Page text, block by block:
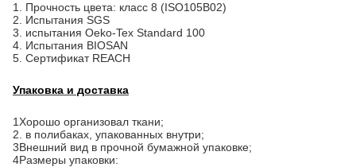
1. Прочность цвета: класс 8 (ISO105B02)
2. Испытания SGS
3. испытания Oeko-Tex Standard 100
4. Испытания BIOSAN
5. Сертификат REACH
Упаковка и доставка
1Хорошо организовал ткани;
2. в полибаках, упакованных внутри;
3Внешний вид в прочной бумажной упаковке;
4Размеры упаковки: